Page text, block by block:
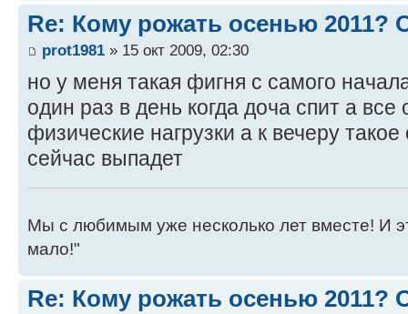
Re: Кому рожать осенью 2011?
prot1981 » 15 окт 2009, 02:30
но у меня такая фигня с самого
один раз в день когда доча спит а
физические нагрузки а к вечеру
сейчас выпадет
Мы с любимым уже несколько лет вместе! И
мало!"
Re: Кому рожать осенью 2011?